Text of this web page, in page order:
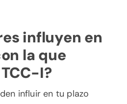
influyen en
la que
I?
influir en tu plazo